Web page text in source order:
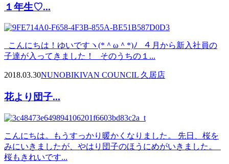
１年生♡...
こんにちは！ゆいですヽ(*＾ω＾*)ﾉ ４月から新入社員の
子達が入ってきました！ そのうちの１...
2018.03.30NUNOBIKIVAN COUNCIL 久居店
花より団子...
こんにちは。もうすっかり暖かくなりました。 先日、桜を
みにいきましたが、やはり団子のほうにめがいきました。
桜もきれいです...